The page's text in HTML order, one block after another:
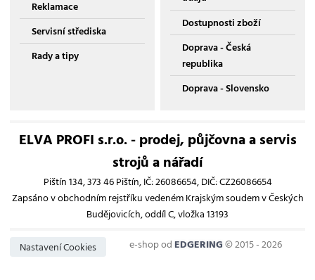
Reklamace
Servisní střediska
Rady a tipy
Dostupnosti zboží
Doprava - Česká
republika
Doprava - Slovensko
ELVA PROFI s.r.o. - prodej, půjčovna a servis
strojů a nářadí
Pištín 134, 373 46 Pištín, IČ: 26086654, DIČ: CZ26086654
Zapsáno v obchodním rejstříku vedeném Krajským soudem v Českých
Budějovicích, oddíl C, vložka 13193
Nastavení Cookies e-shop odEDGERING© 2015 - 2026